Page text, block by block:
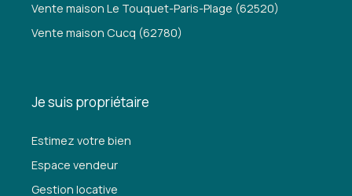
Vente maison Le Touquet-Paris-Plage (62520)
Vente maison Cucq (62780)
Je suis propriétaire
Estimez votre bien
Espace vendeur
Gestion locative